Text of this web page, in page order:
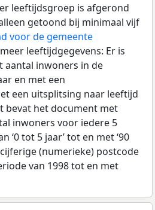
leeftijdsgroep is afgerond
getoond bij minimaal vijf
voor de gemeente
leeftijdgegevens: Er is
aantal inwoners in de
en met een
een uitsplitsing naar leeftijd
bevat het document met
inwoners voor iedere 5
‘0 tot 5 jaar’ tot en met ‘90
(numerieke) postcode
van 1998 tot en met